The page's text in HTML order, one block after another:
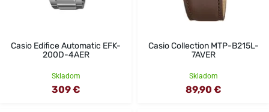
Casio Edifice Automatic EFK-
200D-4AER
Skladom
309 €
Casio Collection MTP-B215L-
7AVER
Skladom
89,90 €